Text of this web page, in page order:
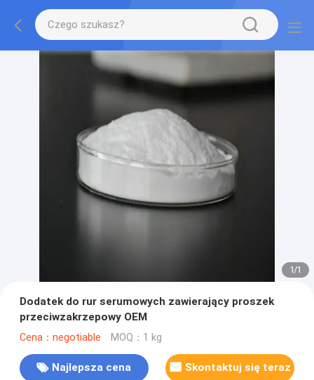
1/1
Dodatek do rur serumowych zawierający proszek
przeciwzakrzepowy OEM
Cena：negotiable MOQ：1 kg
Najlepsza cena Skontaktuj się teraz